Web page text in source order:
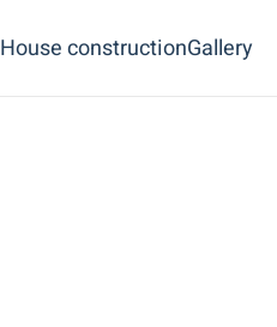
House constructionGallery